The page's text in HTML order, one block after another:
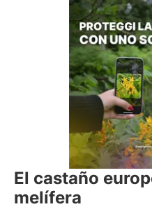
El castaño
melífera